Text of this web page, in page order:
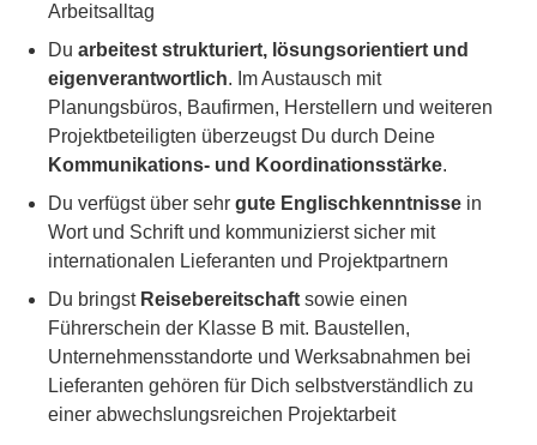
Arbeitsalltag
Du arbeitest strukturiert, lösungsorientiert und
eigenverantwortlich. Im Austausch mit
Planungsbüros, Baufirmen, Herstellern und weiteren
Projektbeteiligten überzeugst Du durch Deine
Kommunikations- und Koordinationsstärke.
Du verfügst über sehr gute Englischkenntnisse in
Wort und Schrift und kommunizierst sicher mit
internationalen Lieferanten und Projektpartnern
Du bringst Reisebereitschaft sowie einen
Führerschein der Klasse B mit. Baustellen,
Unternehmensstandorte und Werksabnahmen bei
Lieferanten gehören für Dich selbstverständlich zu
einer abwechslungsreichen Projektarbeit